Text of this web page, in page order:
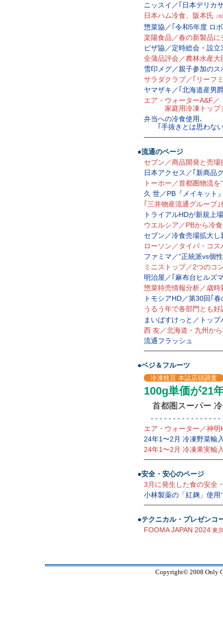
ニッスイ／｢日本デリカ
日本ハム冷食、阪本氏 （
惣菜協／｢令和5年度 ロ
楽陽食品／春の新製品
ピザ協／定時総会・設
全蒲品評会／農林水産
雪印メグ／親子参加の
サラダクラブ／｢リーフ
ヤマザキ／｢北海道産男
エア・ウォーターA&F／
家庭用冷凍トップシ
弁当への冷食使用､
｢手抜きとは思わな
●流通のページ
セブン／商品開発と売
日本アクセス／｢新商品
トーホー／首都圏物流
久 世／PB『メイキット
｢三井物産流通グループ｣
トライアルHDが新規上場
ウエルシア／PBから冷
セブン／冷食売場拡大
ローソン／タイパ・コ
ファミマ／“正統派vs個
ミニストップ／2つのコ
明治屋／｢麻布台ヒルズ
惣菜特売情報分析／歳
トモシアHD／第30回｢
うるう年で各部門とも好
まいばすけっと／トッ
西 友／北海道・九州か
流通フラッシュ
●ベジ＆フルーツ
冷凍枝豆 本誌店頭調査
100g単価が21
首都圏スーパー
- - - - - - - - - - - - - - - -
エア・ウォーター／神
24年1〜2月 冷凍野菜輸
24年1〜2月 冷凍果実輸
●安全・安心のページ
3月に発生した食の安全
小林製薬の「紅麹」使用
●テクニカル・プレゼンコ
FOOMA JAPAN 2024 東
Copyright© 2008 Only